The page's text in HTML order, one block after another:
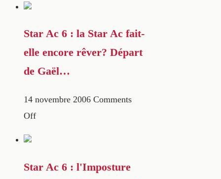
Star Ac 6 : la Star Ac fait-
elle encore rêver? Départ
de Gaël…
14 novembre 2006 Comments
Off
Star Ac 6 : l'Imposture